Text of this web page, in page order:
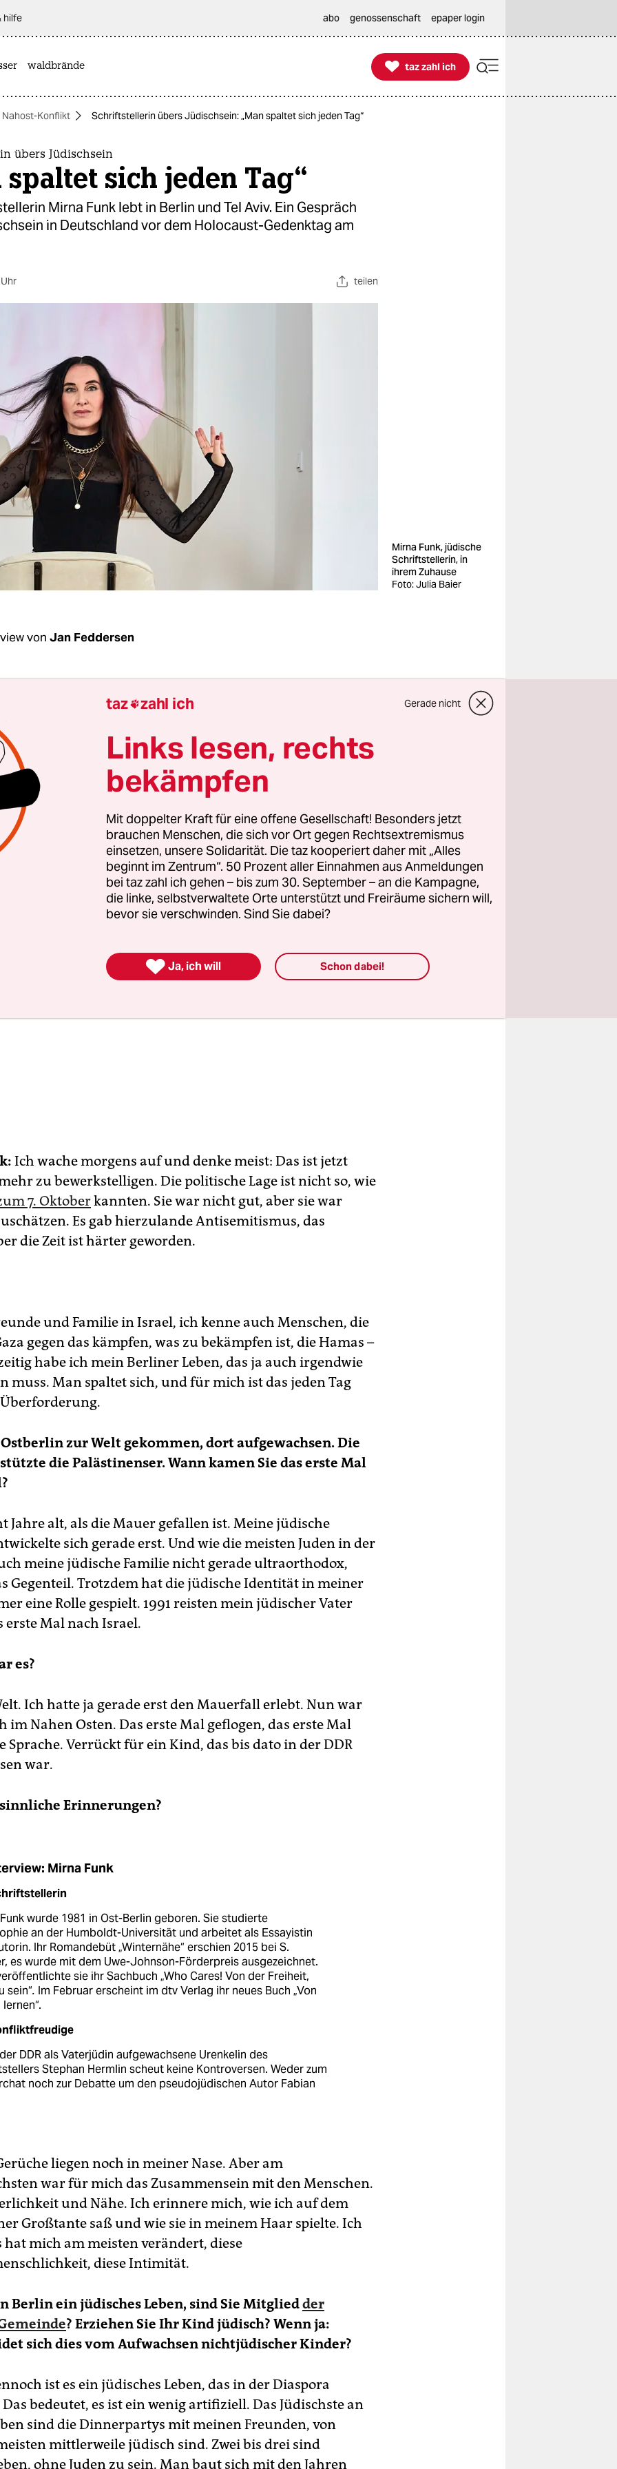
hilfe abo genossenschaft epaper login
waldbrände 
taz zahl ich
taz zahl ich
Nahost-Konflikt Schriftstellerin übers Jüdischsein: „Man spaltet sich jeden Tag“
übers Jüdischsein
spaltet sich jeden Tag“
Mirna Funk lebt in Berlin und Tel Aviv. Ein Gespräch
in Deutschland vor dem Holocaust-Gedenktag am
teilen
Mirna Funk, jüdische
Schriftstellerin, in
ihrem Zuhause
Foto: Julia Baier
von Jan Feddersen
über Social-Media-Kanäle kennengelernt – was sie
ist ihre erfrischende Art, in Konflikten kein Blatt vor den
Als Reaktion auf die Hamas-Massaker am 7. Oktober
Schriftstellerkollegin Ronya Othmann zu Gast in der taz, um
des Grauens“ zwischen Is­la­mis­t:in­nen und
Für unser Gespräch an einem Vormittag kurz vor
treffen wir uns in ihrer Wohnung in Berlin-Mitte. Das Kind
sie serviert Tee.
Wie geht es Ihnen nach dem 7. Oktober, Frau Funk?
Ich wache morgens auf und denke meist: Das ist jetzt
zu bewerkstelligen. Die politische Lage ist nicht so, wie
7. Oktoberkannten. Sie war nicht gut, aber sie war
Es gab hierzulande Antisemitismus, das
die Zeit ist härter geworden.
und Familie in Israel, ich kenne auch Menschen, die
gegen das kämpfen, was zu bekämpfen ist, die Hamas –
habe ich mein Berliner Leben, das ja auch irgendwie
muss. Man spaltet sich, und für mich ist das jeden Tag
zur Welt gekommen, dort aufgewachsen. Die
die Palästinenser. Wann kamen Sie das erste Mal
Jahre alt, als die Mauer gefallen ist. Meine jüdische
sich gerade erst. Und wie die meisten Juden in der
meine jüdische Familie nicht gerade ultraorthodox,
Gegenteil. Trotzdem hat die jüdische Identität in meiner
eine Rolle gespielt. 1991 reisten mein jüdischer Vater
erste Mal nach Israel.
es?
Ich hatte ja gerade erst den Mauerfall erlebt. Nun war
im Nahen Osten. Das erste Mal geflogen, das erste Mal
Sprache. Verrückt für ein Kind, das bis dato in der DDR
war.
Erinnerungen?
Mirna Funk
wurde 1981 in Ost-Berlin geboren. Sie studierte
an der Humboldt-Universität und arbeitet als Essayistin
Ihr Romandebüt „Winternähe“ erschien 2015 bei S.
es wurde mit dem Uwe-Johnson-Förderpreis ausgezeichnet.
sie ihr Sachbuch „Who Cares! Von der Freiheit,
sein“. Im Februar erscheint im dtv Verlag ihr neues Buch „Von
DDR als Vaterjüdin aufgewachsene Urenkelin des
Stephan Hermlin scheut keine Kontroversen. Weder zum
noch zur Debatte um den pseudojüdischen Autor Fabian
liegen noch in meiner Nase. Aber am
war für mich das Zusammensein mit den Menschen.
und Nähe. Ich erinnere mich, wie ich auf dem
Großtante saß und wie sie in meinem Haar spielte. Ich
hat mich am meisten verändert, diese
diese Intimität.
Berlin ein jüdisches Leben, sind Sie Mitgliedder
? Erziehen Sie Ihr Kind jüdisch? Wenn ja:
sich dies vom Aufwachsen nichtjüdischer Kinder?
ist es ein jüdisches ­Leben, das in der Diaspora
bedeutet, es ist ein wenig artifiziell. Das Jüdischste an
sind die Dinnerpartys mit meinen Freunden, von
mittlerweile jüdisch sind. Zwei bis drei sind
ohne Juden zu sein. Man baut sich mit den Jahren
taz zahl ich Gerade nicht
Links lesen, rechts
bekämpfen
Mit doppelter Kraft für eine offene Gesellschaft! Besonders jetzt
brauchen Menschen, die sich vor Ort gegen Rechtsextremismus
einsetzen, unsere Solidarität. Die taz kooperiert daher mit „Alles
beginnt im Zentrum“. 50 Prozent aller Einnahmen aus Anmeldungen
bei taz zahl ich gehen – bis zum 30. September – an die Kampagne,
die linke, selbstverwaltete Orte unterstützt und Freiräume sichern will,
bevor sie verschwinden. Sind Sie dabei?
 Ja, ich will Schon dabei!